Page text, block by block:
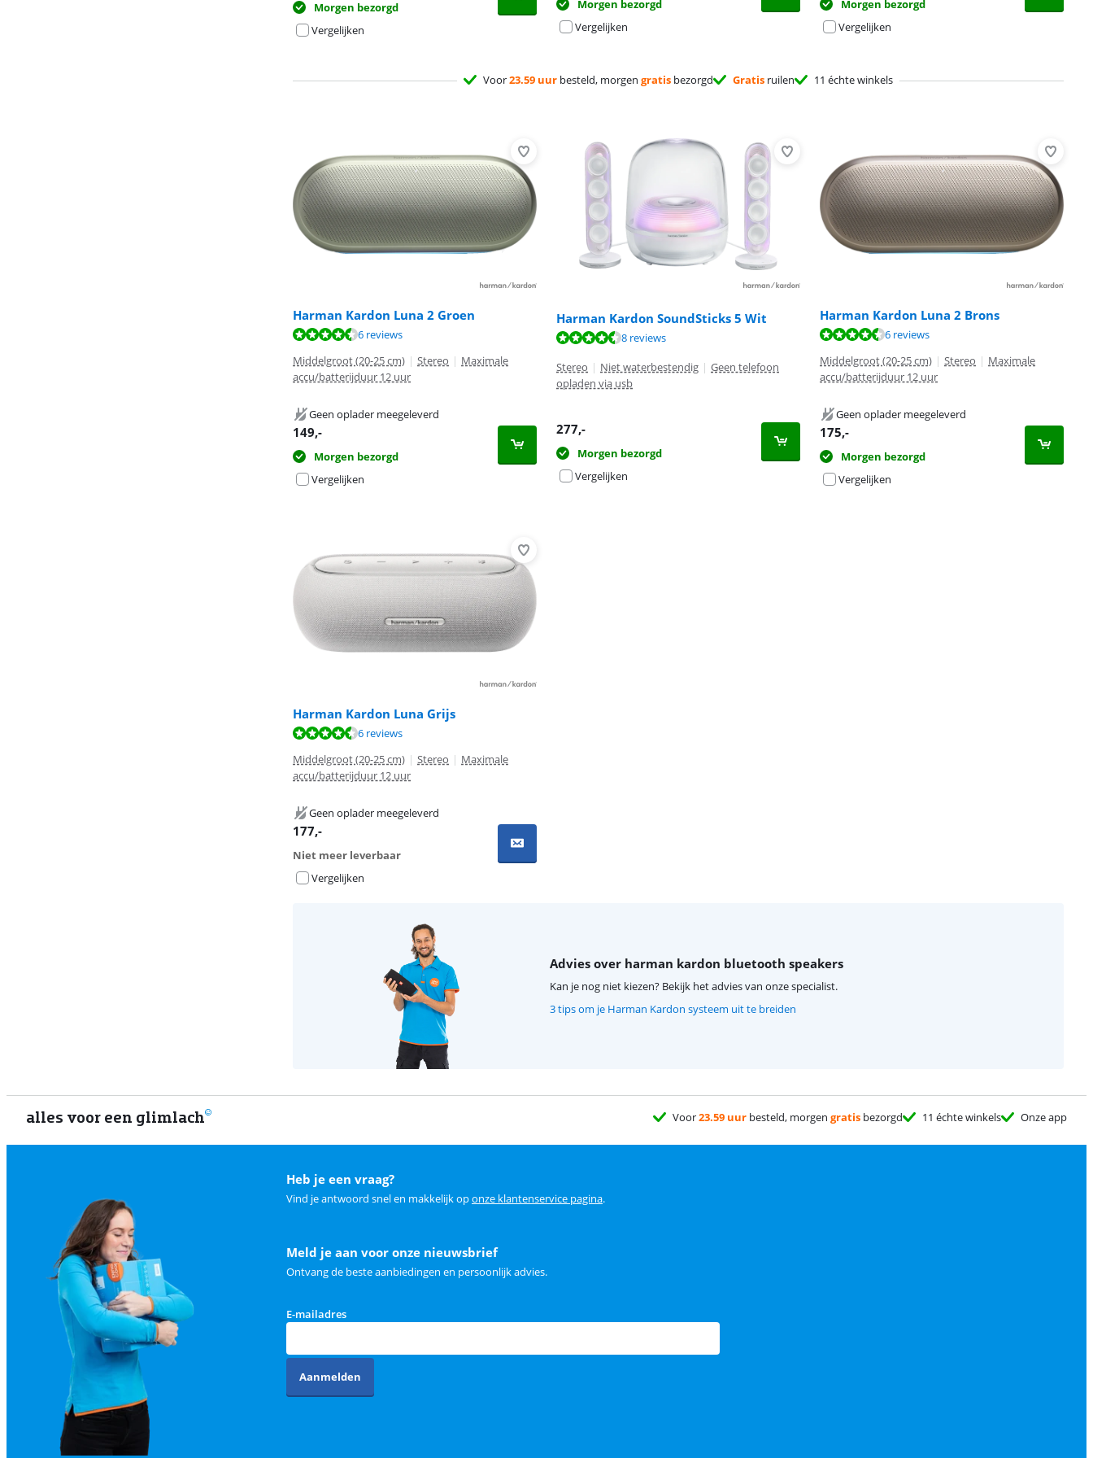
Morgen bezorgd
Vergelijken
Morgen bezorgd
Vergelijken
Morgen bezorgd
Vergelijken
Voor23.59 uur besteld, morgen gratis bezorgd Gratis ruilen 11 échte winkels
Harman Kardon Luna 2 Groen
Beoordeling is 8,7 van de 10, gebaseerd op 6 reviews.
6 reviews
Middelgroot (20-25 cm) | Stereo | Maximale
accu/batterijduur 12 uur
Geen oplader meegeleverd
149,-
Morgen bezorgd
Vergelijken
Harman Kardon SoundSticks 5 Wit
Beoordeling is 9,0 van de 10, gebaseerd op 8 reviews.
8 reviews
Stereo | Niet waterbestendig | Geen telefoon
opladen via usb
277,-
Morgen bezorgd
Vergelijken
Harman Kardon Luna 2 Brons
Beoordeling is 8,7 van de 10, gebaseerd op 6 reviews.
6 reviews
Middelgroot (20-25 cm) | Stereo | Maximale
accu/batterijduur 12 uur
Geen oplader meegeleverd
175,-
Morgen bezorgd
Vergelijken
Harman Kardon Luna Grijs
Beoordeling is 8,7 van de 10, gebaseerd op 6 reviews.
6 reviews
Middelgroot (20-25 cm) | Stereo | Maximale
accu/batterijduur 12 uur
Geen oplader meegeleverd
177,-
Niet meer leverbaar
Vergelijken
Advies over harman kardon bluetooth speakers
Kan je nog niet kiezen? Bekijk het advies van onze specialist.
3 tips om je Harman Kardon systeem uit te breiden
alles voor een glimlach Voor23.59 uur besteld, morgen gratis bezorgd 11 échte winkels Onze app
Heb je een vraag?
Vind je antwoord snel en makkelijk oponze klantenservice pagina.
Meld je aan voor onze nieuwsbrief
Ontvang de beste aanbiedingen en persoonlijk advies.
E-mailadres
Aanmelden